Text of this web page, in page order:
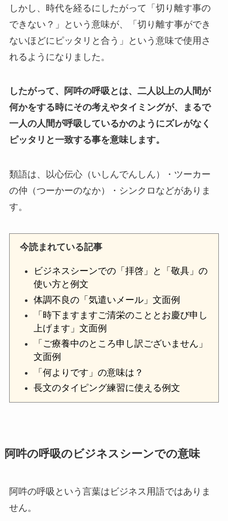
しかし、時代を経るにしたがって「切り離す事の
できない？」という意味が、「切り離す事ができ
ないほどにピッタリと合う」という意味で使用さ
れるようになりました。
したがって、阿吽の呼吸とは、二人以上の人間が
何かをする時にその考えやタイミングが、まるで
一人の人間が呼吸しているかのようにズレがなく
ピッタリと一致する事を意味します。
類語は、以心伝心（いしんでんしん）・ツーカー
の仲（つーかーのなか）・シンクロなどがありま
す。
今読まれている記事
ビジネスシーンでの「拝啓」と「敬具」の
使い方と例文
体調不良の「気遣いメール」文面例
「時下ますますご清栄のこととお慶び申し
上げます」文面例
「ご療養中のところ申し訳ございません」
文面例
「何よりです」の意味は？
長文のタイピング練習に使える例文
阿吽の呼吸のビジネスシーンでの意味
阿吽の呼吸という言葉はビジネス用語ではありま
せん。